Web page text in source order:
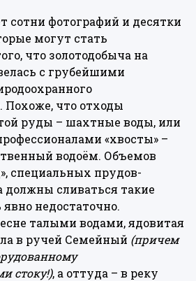
сотни фотографий и десятки
могут стать
что золотодобыча на
с грубейшими
Похоже, что отходы
руды – шахтные воды, или
«хвосты» –
водоём. Объемов
специальных прудов-
должны сливаться такие
явно недостаточно.
талыми водами, ядовитая
в ручей Семейный (причем
стоку!), а оттуда – в реку